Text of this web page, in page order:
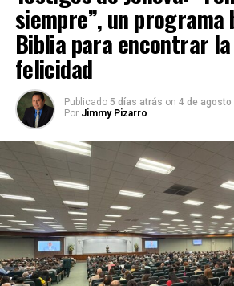
Ronald Moultrie
subsecretario de
la inteligencia y la seguridad , es uno
responsables llamados a testificar
del martes. El otro es
Scott Bray
Ambos debían testificar a puerta
audiencia pública. Aunque no llegaba a
el informe del año pasado decía que
FANI probablemente carecían de una
siempre”, un programa
Biblia para encontrar
felicidad
Publicado 5 días atrás on 4 de agosto
Por Jimmy Pizarro